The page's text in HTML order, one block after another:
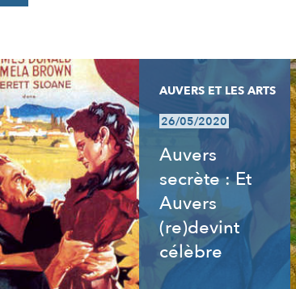
AUVERS ET LES ARTS
26/05/2020
Auvers
secrète : Et
Auvers
(re)devint
célèbre